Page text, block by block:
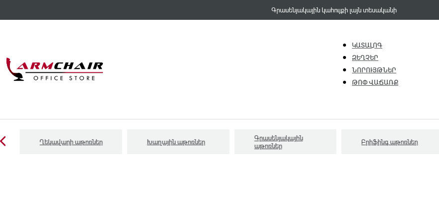
Գրասենյակային կահույքի լայն տեսականի
ԿԱՏԱԼՈԳ
ԶԵՂՉԵՐ
ՆՈՐՈՒՅԹՆԵՐ
ԹՈՓ ՎԱՃԱՌՔ
Ղեկավարի աթոռներ Խաղային աթոռներ
Գրասենյակային
աթոռներ
Բրիֆինգ աթոռներ